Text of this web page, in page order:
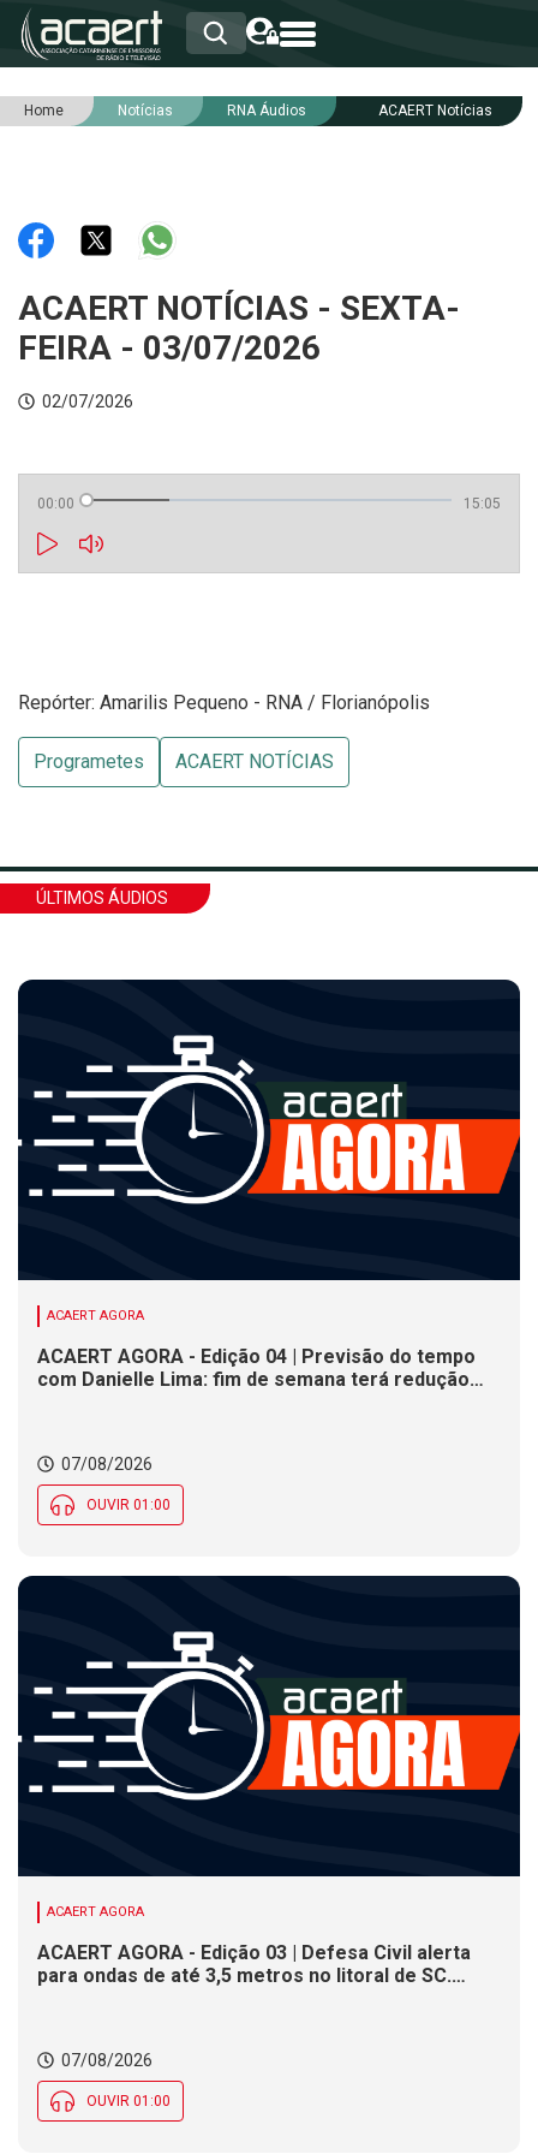
HOME
RNA
NOTÍCIAS
INTEGRIDADE
Home Notícias RNA Áudios ACAERT Notícias
ACAERT NOTÍCIAS - SEXTA-
FEIRA - 03/07/2026
02/07/2026
00:00 15:05
Repórter: Amarilis Pequeno - RNA / Florianópolis
Programetes ACAERT NOTÍCIAS
ÚLTIMOS ÁUDIOS
ACAERT AGORA
ACAERT AGORA - Edição 04 | Previsão do tempo
com Danielle Lima: fim de semana terá redução
07/08/2026
OUVIR 01:00
ACAERT AGORA
ACAERT AGORA - Edição 03 | Defesa Civil alerta
para ondas de até 3,5 metros no litoral de SC.
07/08/2026
OUVIR 01:00